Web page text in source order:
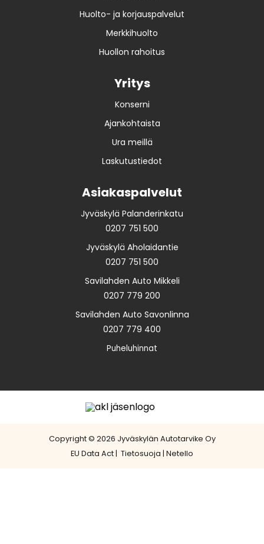
Huolto- ja korjauspalvelut
Merkkihuolto
Huollon rahoitus
Yritys
Konserni
Ajankohtaista
Ura meillä
Laskutustiedot
Asiakaspalvelut
Jyväskylä Palanderinkatu
0207 751 500
Jyväskylä Aholaidantie
0207 751 500
Savilahden Auto Mikkeli
0207 779 200
Savilahden Auto Savonlinna
0207 779 400
Puheluhinnat
Copyright © 2026 Jyväskylän Autotarvike Oy
EU Data Act | Tietosuoja | Netello